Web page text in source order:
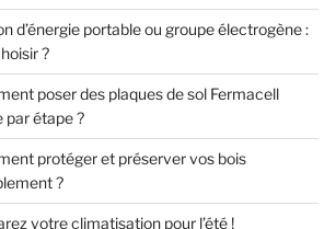
d’énergie portable ou groupe électrogène :
?
poser des plaques de sol Fermacell
par étape ?
protéger et préserver vos bois
?
votre climatisation pour l’été !